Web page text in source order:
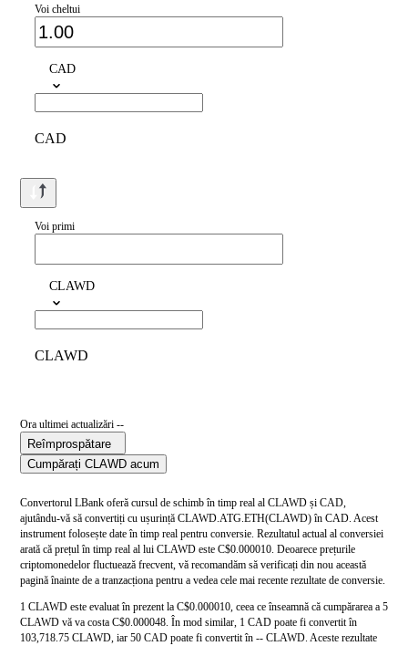
Voi cheltui
CAD
CAD
Voi primi
CLAWD
CLAWD
Ora ultimei actualizări --
Reîmprospătare
Cumpărați CLAWD acum
Convertorul LBank oferă cursul de schimb în timp real al CLAWD și CAD,
ajutându-vă să convertiți cu ușurință CLAWD.ATG.ETH(CLAWD) în CAD. Acest
instrument folosește date în timp real pentru conversie. Rezultatul actual al conversiei
arată că prețul în timp real al lui CLAWD este C$0.000010. Deoarece prețurile
criptomonedelor fluctuează frecvent, vă recomandăm să verificați din nou această
pagină înainte de a tranzacționa pentru a vedea cele mai recente rezultate de conversie.
1 CLAWD este evaluat în prezent la C$0.000010, ceea ce înseamnă că cumpărarea a 5
CLAWD vă va costa C$0.000048. În mod similar, 1 CAD poate fi convertit în
103,718.75 CLAWD, iar 50 CAD poate fi convertit în -- CLAWD. Aceste rezultate